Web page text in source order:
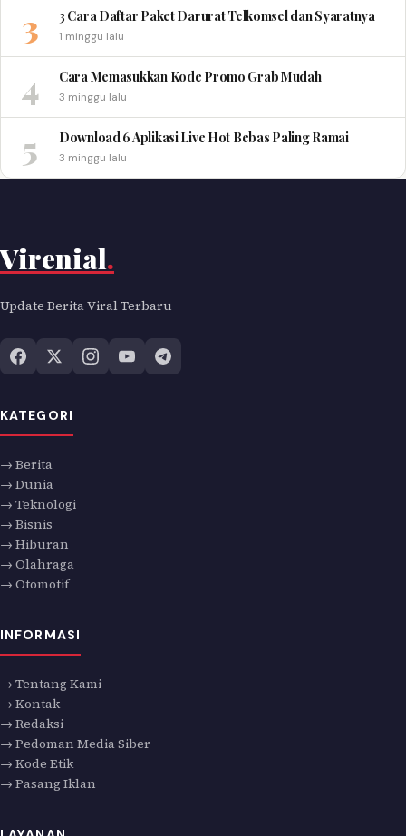
3 3 Cara Daftar Paket Darurat Telkomsel dan Syaratnya
1 minggu lalu
4 Cara Memasukkan Kode Promo Grab Mudah
3 minggu lalu
5 Download 6 Aplikasi Live Hot Bebas Paling Ramai
3 minggu lalu
Virenial.
Update Berita Viral Terbaru
KATEGORI
→ Berita
→ Dunia
→ Teknologi
→ Bisnis
→ Hiburan
→ Olahraga
→ Otomotif
INFORMASI
→ Tentang Kami
→ Kontak
→ Redaksi
→ Pedoman Media Siber
→ Kode Etik
→ Pasang Iklan